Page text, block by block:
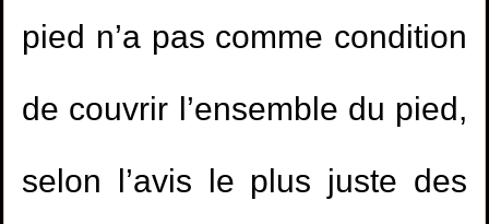
pied n’a pas comme condition
de couvrir l’ensemble du pied,
selon l’avis le plus juste des